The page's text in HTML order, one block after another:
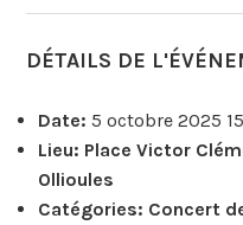
DÉTAILS DE
Date: 5 octobre 2025
Lieu: Place Victor
Ollioules
Catégories: Concert